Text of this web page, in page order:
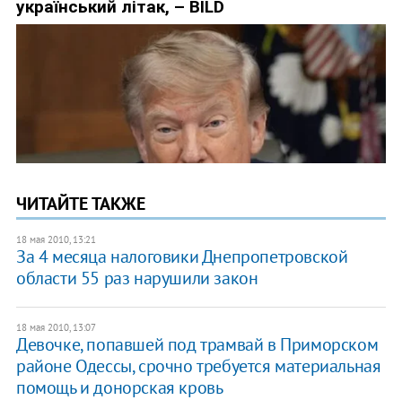
ЧИТАЙТЕ ТАКЖЕ
18 мая 2010, 13:21
За 4 месяца налоговики Днепропетровской
области 55 раз нарушили закон
18 мая 2010, 13:07
Девочке, попавшей под трамвай в Приморском
районе Одессы, срочно требуется материальная
помощь и донорская кровь